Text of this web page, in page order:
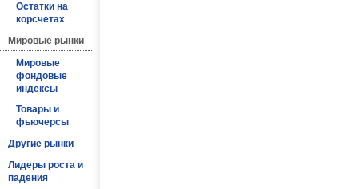
Остатки на
корсчетах
Мировые рынки
Мировые
фондовые
индексы
Товары и
фьючерсы
Другие рынки
Лидеры роста и
падения